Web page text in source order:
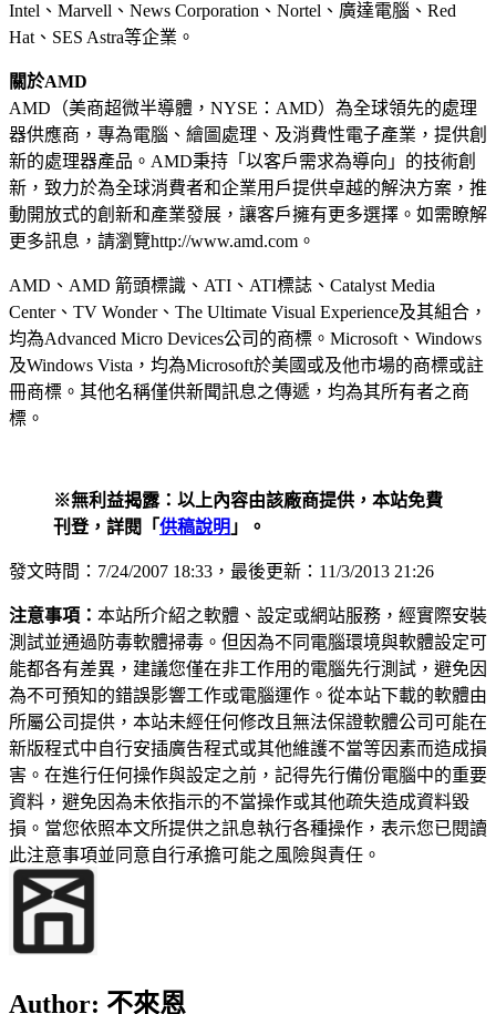
Intel、Marvell、News Corporation、Nortel、廣達電腦、Red
Hat、SES Astra等企業。
關於AMD
AMD（美商超微半導體，NYSE：AMD）為全球領先的處理
器供應商，專為電腦、繪圖處理、及消費性電子產業，提供創
新的處理器產品。AMD秉持「以客戶需求為導向」的技術創
新，致力於為全球消費者和企業用戶提供卓越的解決方案，推
動開放式的創新和產業發展，讓客戶擁有更多選擇。如需瞭解
更多訊息，請瀏覽http://www.amd.com。
AMD、AMD 箭頭標識、ATI、ATI標誌、Catalyst Media
Center、TV Wonder、The Ultimate Visual Experience及其組合，
均為Advanced Micro Devices公司的商標。Microsoft、Windows
及Windows Vista，均為Microsoft於美國或及他市場的商標或註
冊商標。其他名稱僅供新聞訊息之傳遞，均為其所有者之商
標。
※無利益揭露：以上內容由該廠商提供，本站免費
刊登，詳閱「供稿說明 」。
發文時間：7/24/2007 18:33，最後更新：11/3/2013 21:26
注意事項： 本站所介紹之軟體、設定或網站服務，經實際安裝
測試並通過防毒軟體掃毒。但因為不同電腦環境與軟體設定可
能都各有差異，建議您僅在非工作用的電腦先行測試，避免因
為不可預知的錯誤影響工作或電腦運作。從本站下載的軟體由
所屬公司提供，本站未經任何修改且無法保證軟體公司可能在
新版程式中自行安插廣告程式或其他維護不當等因素而造成損
害。在進行任何操作與設定之前，記得先行備份電腦中的重要
資料，避免因為未依指示的不當操作或其他疏失造成資料毀
損。當您依照本文所提供之訊息執行各種操作，表示您已閱讀
此注意事項並同意自行承擔可能之風險與責任。
Author: 不來恩